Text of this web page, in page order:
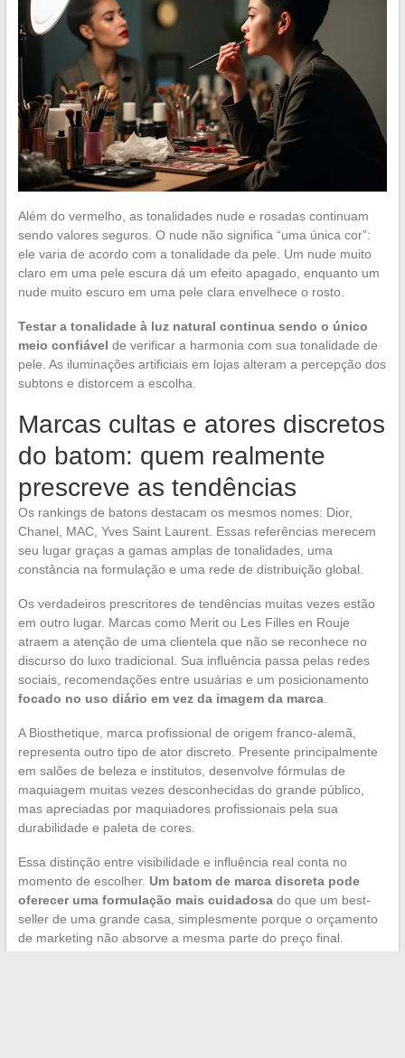
Além do vermelho, as tonalidades nude e rosadas continuam
sendo valores seguros. O nude não significa “uma única cor”:
ele varia de acordo com a tonalidade da pele. Um nude muito
claro em uma pele escura dá um efeito apagado, enquanto um
nude muito escuro em uma pele clara envelhece o rosto.
Testar a tonalidade à luz natural continua sendo o único
meio confiável de verificar a harmonia com sua tonalidade de
pele. As iluminações artificiais em lojas alteram a percepção dos
subtons e distorcem a escolha.
Marcas cultas e atores discretos
do batom: quem realmente
prescreve as tendências
Os rankings de batons destacam os mesmos nomes: Dior,
Chanel, MAC, Yves Saint Laurent. Essas referências merecem
seu lugar graças a gamas amplas de tonalidades, uma
constância na formulação e uma rede de distribuição global.
Os verdadeiros prescritores de tendências muitas vezes estão
em outro lugar. Marcas como Merit ou Les Filles en Rouje
atraem a atenção de uma clientela que não se reconhece no
discurso do luxo tradicional. Sua influência passa pelas redes
sociais, recomendações entre usuárias e um posicionamento
focado no uso diário em vez da imagem da marca.
A Biosthetique, marca profissional de origem franco-alemã,
representa outro tipo de ator discreto. Presente principalmente
em salões de beleza e institutos, desenvolve fórmulas de
maquiagem muitas vezes desconhecidas do grande público,
mas apreciadas por maquiadores profissionais pela sua
durabilidade e paleta de cores.
Essa distinção entre visibilidade e influência real conta no
momento de escolher. Um batom de marca discreta pode
oferecer uma formulação mais cuidadosado que um best-
seller de uma grande casa, simplesmente porque o orçamento
de marketing não absorve a mesma parte do preço final.